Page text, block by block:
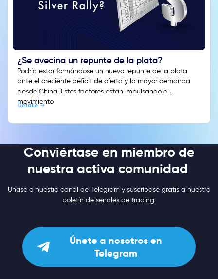
¿Se avecina un repunte de la plata?
Podría estar formándose un nuevo repunte de la plata
ante el creciente déficit de oferta y la mayor demanda
desde China. Estos factores están impulsando el
movimiento.
Detalle
Conviértase en miembro de
nuestra activa comunidad
Únase a nuestro canal de Telegram y suscríbase gratis a nuestro
boletín de señales de trading.
Únete a nosotros en
Telegram